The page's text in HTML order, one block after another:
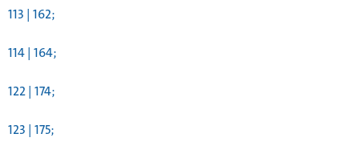
113 | 162;
114 | 164;
122 | 174;
123 | 175;